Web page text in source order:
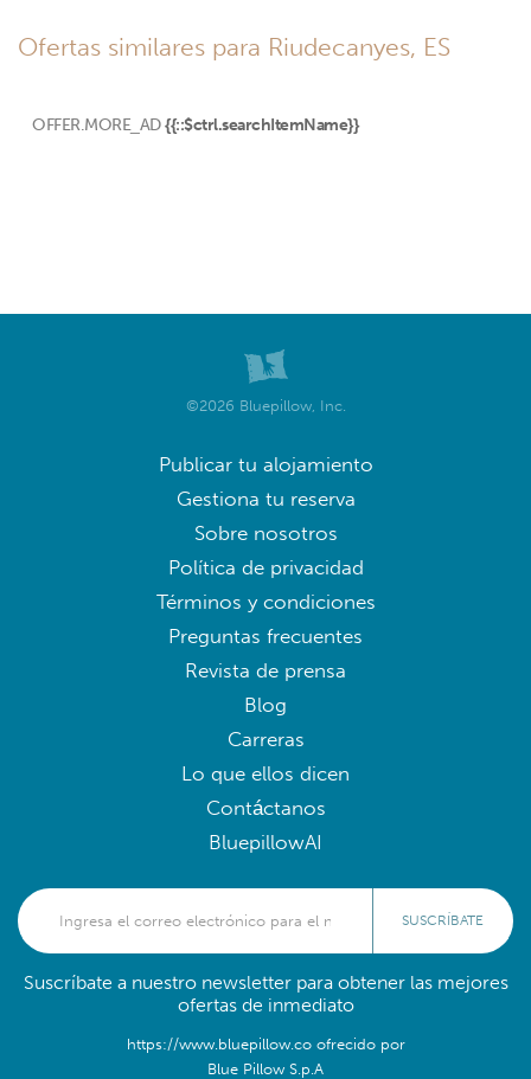
Ofertas similares para Riudecanyes, ES
OFFER.MORE_AD {{::$ctrl.searchItemName}}
©2026 Bluepillow, Inc.
Publicar tu alojamiento
Gestiona tu reserva
Sobre nosotros
Política de privacidad
Términos y condiciones
Preguntas frecuentes
Revista de prensa
Blog
Carreras
Lo que ellos dicen
Contáctanos
BluepillowAI
SUSCRÍBATE
Suscríbate a nuestro newsletter para obtener las mejores
ofertas de inmediato
https://www.bluepillow.co ofrecido por
Blue Pillow S.p.A